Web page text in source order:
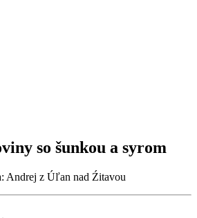
so šunkou a syrom
Andrej z Úľan nad Źitavou